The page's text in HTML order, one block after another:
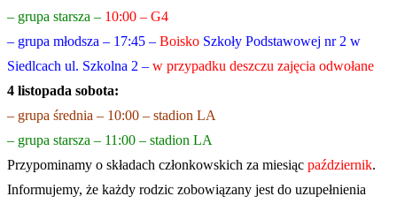
– grupa starsza – 10:00 – G4
– grupa młodsza – 17:45 – Boisko Szkoły Podstawowej nr 2 w
Siedlcach ul. Szkolna 2 – w przypadku deszczu zajęcia odwołane
4 listopada sobota:
– grupa średnia – 10:00 – stadion LA
– grupa starsza – 11:00 – stadion LA
Przypominamy o składach członkowskich za miesiąc październik.
Informujemy, że każdy rodzic zobowiązany jest do uzupełnienia